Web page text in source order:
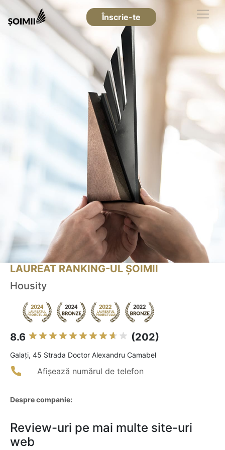
Înscrie-te
LAUREAT RANKING-UL ȘOIMII
Housity
8.6 (202)
Galaţi, 45 Strada Doctor Alexandru Camabel
Afișează numărul de telefon
Despre companie:
Review-uri pe mai multe site-uri
web